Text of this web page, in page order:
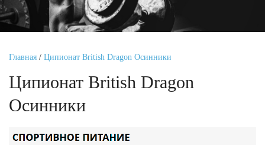
Главная / Ципионат British Dragon Осинники
Ципионат British Dragon
Осинники